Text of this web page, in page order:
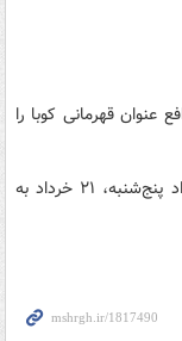
قهرمانی کوبا را
تیم ملی والیبال ایران در اولین مسابقه خود بامداد پنج‌شنبه، ۲۱ خرداد به